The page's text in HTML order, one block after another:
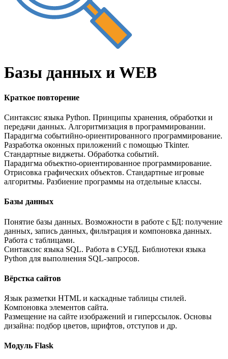
Базы данных и WEB
Краткое повторение
Синтаксис языка Python. Принципы хранения, обработки и
передачи данных. Алгоритмизация в программировании.
Парадигма событийно-ориентированного программирование.
Разработка оконных приложений с помощью Tkinter.
Стандартные виджеты. Обработка событий.
Парадигма объектно-ориентированное программирование.
Отрисовка графических объектов. Стандартные игровые
алгоритмы. Разбиение программы на отдельные классы.
Базы данных
Понятие базы данных. Возможности в работе с БД: получение
данных, запись данных, фильтрация и компоновка данных.
Работа с таблицами.
Синтаксис языка SQL. Работа в СУБД. Библиотеки языка
Python для выполнения SQL-запросов.
Вёрстка сайтов
Язык разметки HTML и каскадные таблицы стилей.
Компоновка элементов сайта.
Размещение на сайте изображений и гиперссылок. Основы
дизайна: подбор цветов, шрифтов, отступов и др.
Модуль Flask